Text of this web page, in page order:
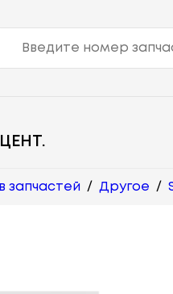
запчастей / Другое /